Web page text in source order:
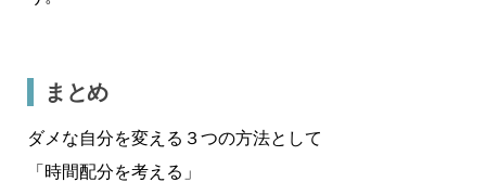
まとめ
ダメな自分を変える３つの方法として
「時間配分を考える」